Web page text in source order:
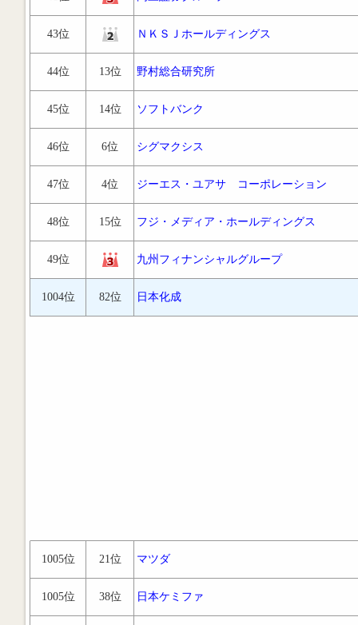
43位 ＮＫＳＪホールディングス
44位 13位 野村総合研究所
45位 14位 ソフトバンク
46位 6位 シグマクシス
47位 4位 ジーエス・ユアサ コーポレーション
48位 15位 フジ・メディア・ホールディングス
49位 九州フィナンシャルグループ
1004位 82位 日本化成
1005位 21位 マツダ
1005位 38位 日本ケミファ